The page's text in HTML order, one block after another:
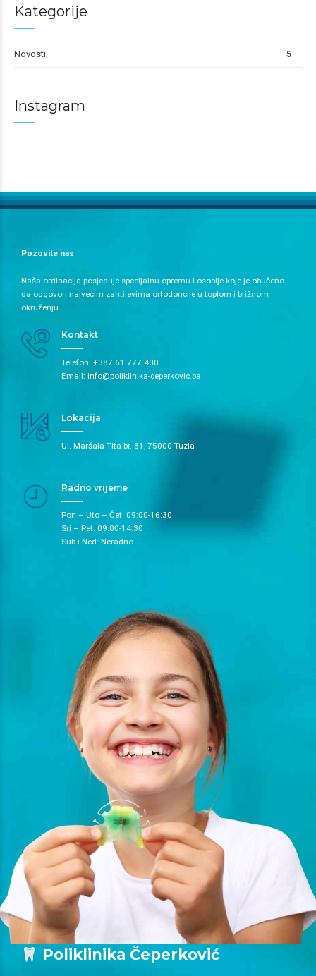
Kategorije
Novosti 5
Instagram
Pozovite nas
Naša ordinacija posjeduje specijalnu opremu i osoblje koje je obučeno
da odgovori najvećim zahtijevima ortodoncije u toplom i brižnom
okruženju.
Kontakt
Telefon: +387 61 777 400
Email: info@poliklinika-ceperkovic.ba
Lokacija
Ul. Maršala Tita br. 81, 75000 Tuzla
Radno vrijeme
Pon – Uto – Čet: 09:00-16:30
Sri – Pet: 09:00-14:30
Sub i Ned: Neradno
Poliklinika Čeperković